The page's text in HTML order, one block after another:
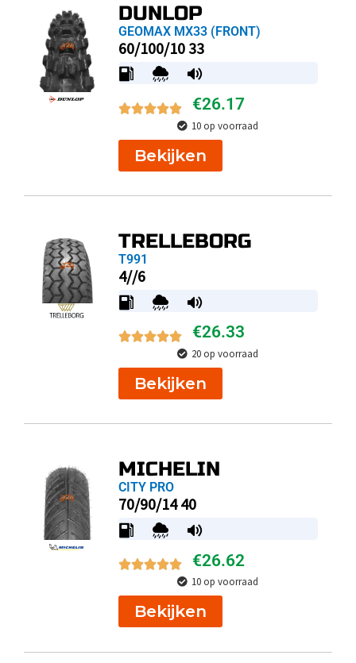
DUNLOP
GEOMAX MX33 (FRONT)
60/100/10 33
€26.17
10 op voorraad
Bekijken
TRELLEBORG
T991
4//6
€26.33
20 op voorraad
Bekijken
MICHELIN
CITY PRO
70/90/14 40
€26.62
10 op voorraad
Bekijken